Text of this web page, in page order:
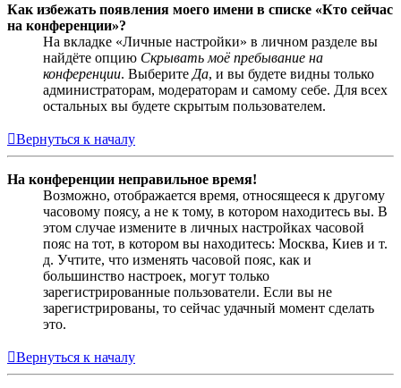
Как избежать появления моего имени в списке «Кто сейчас
на конференции»?
На вкладке «Личные настройки» в личном разделе вы
найдёте опцию Скрывать моё пребывание на
конференции. Выберите Да, и вы будете видны только
администраторам, модераторам и самому себе. Для всех
остальных вы будете скрытым пользователем.
Вернуться к началу
На конференции неправильное время!
Возможно, отображается время, относящееся к другому
часовому поясу, а не к тому, в котором находитесь вы. В
этом случае измените в личных настройках часовой
пояс на тот, в котором вы находитесь: Москва, Киев и т.
д. Учтите, что изменять часовой пояс, как и
большинство настроек, могут только
зарегистрированные пользователи. Если вы не
зарегистрированы, то сейчас удачный момент сделать
это.
Вернуться к началу